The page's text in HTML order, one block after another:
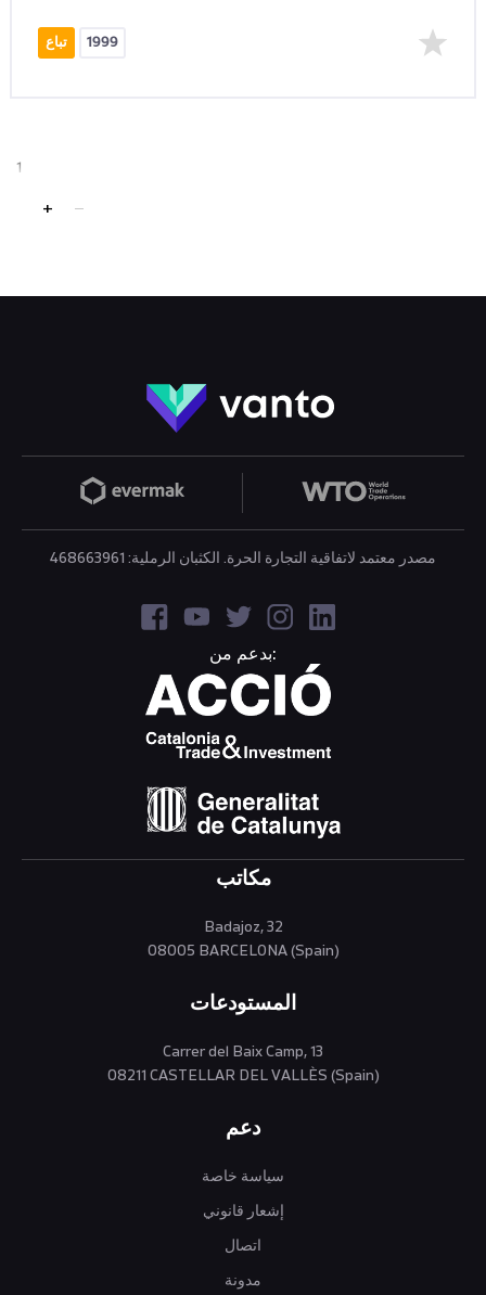
تباع 1999
1
+
مصدر معتمد لاتفاقية التجارة الحرة. الكثبان الرملية: 468663961
بدعم من:
مكاتب
Badajoz, 32
08005 BARCELONA (Spain)
المستودعات
Carrer del Baix Camp, 13
08211 CASTELLAR DEL VALLÈS (Spain)
دعم
سياسة خاصة
إشعار قانوني
اتصال
مدونة